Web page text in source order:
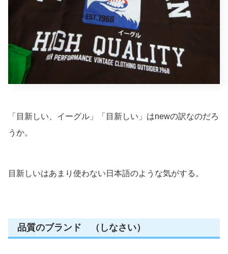
「目新しい、イーグル」「目新しい」はnewの訳なのだろ
うか。
目新しいはあまり使わない日本語のような気がする。
品質のブランド （しなさい）